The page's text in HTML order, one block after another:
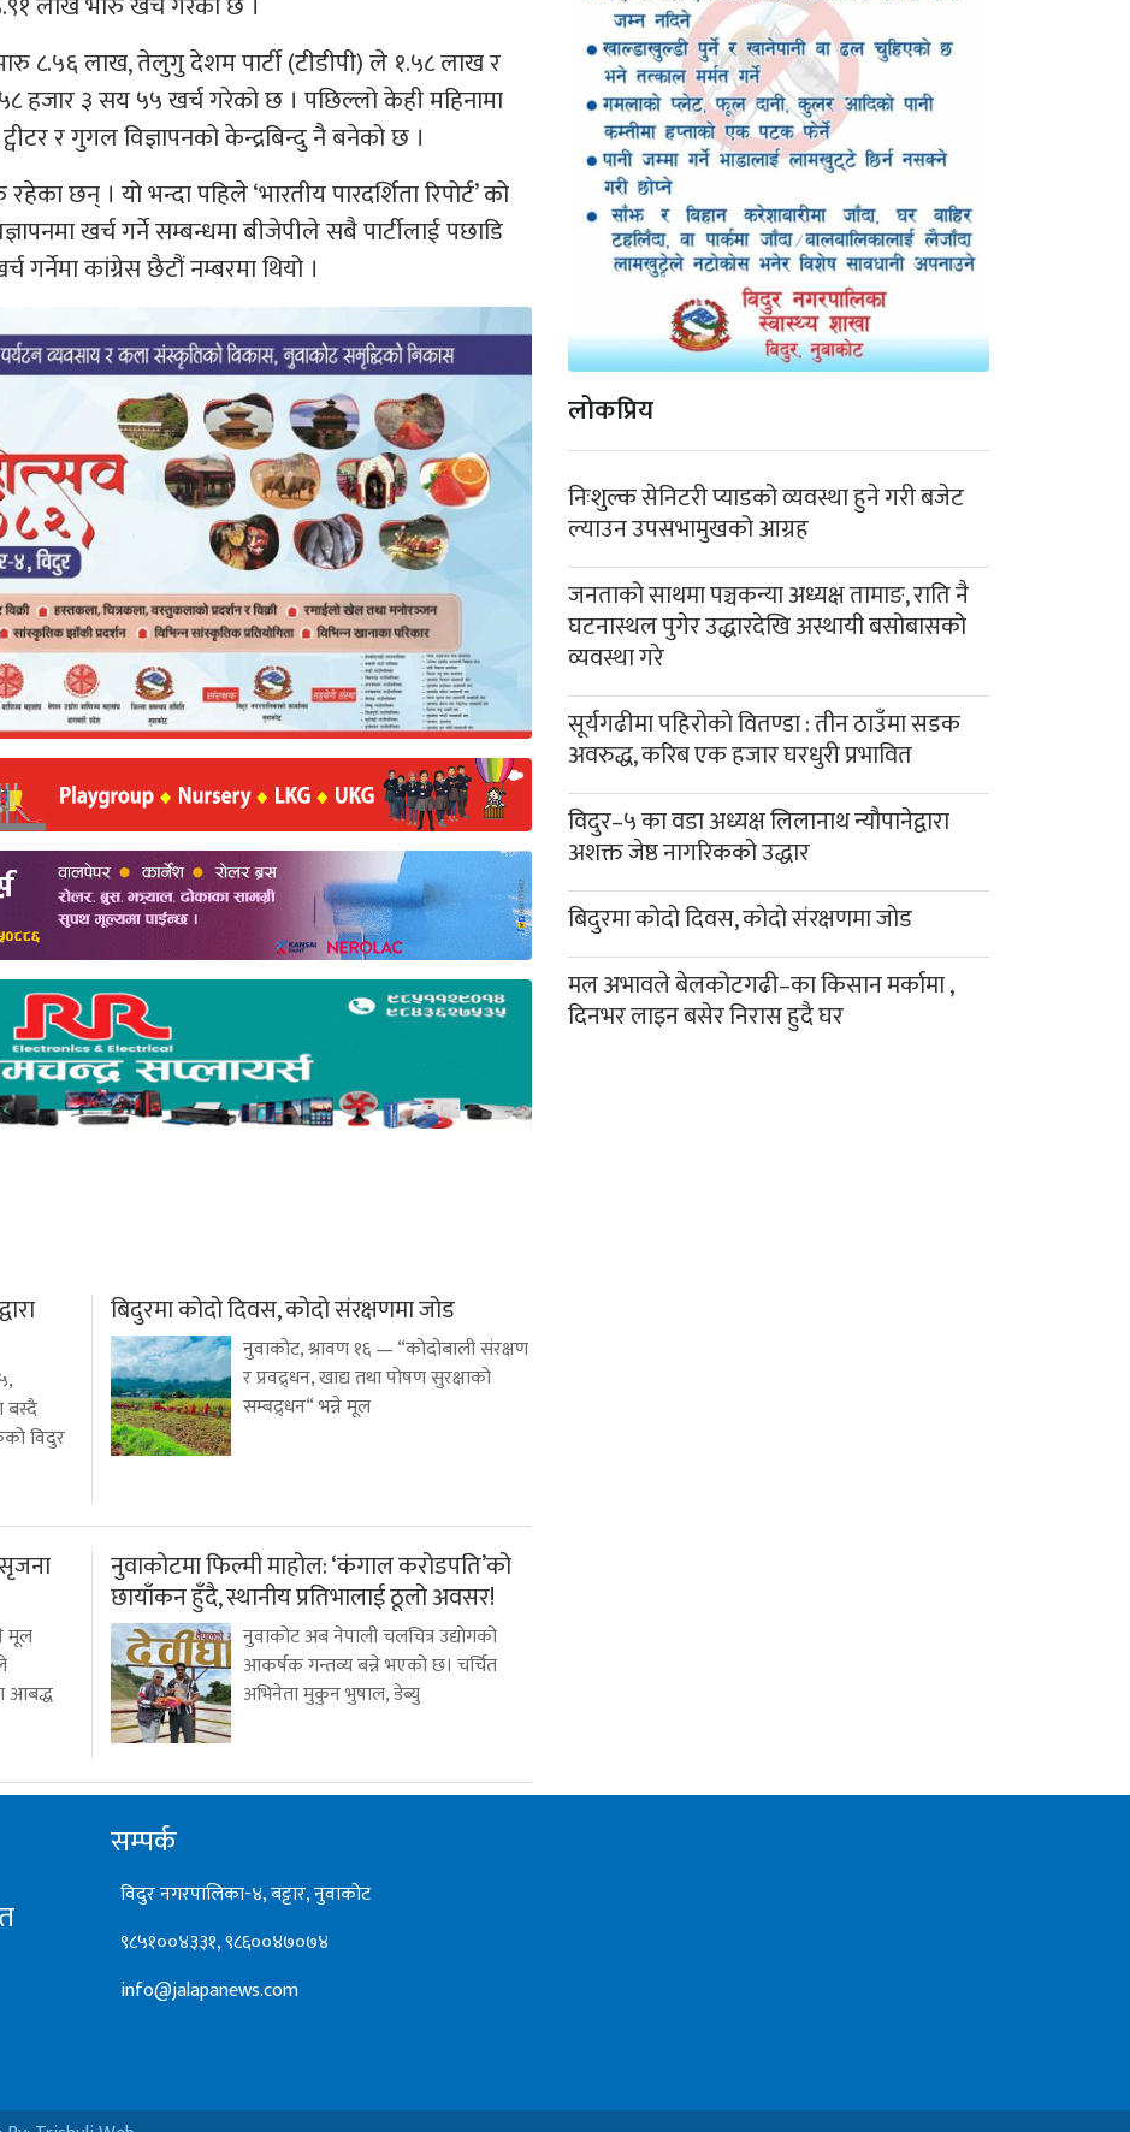
८.५६ लाख, तेलुगु देशम पार्टी (टीडीपी) ले १.५८ लाख र
५८ हजार ३ सय ५५ खर्च गरेको छ । पछिल्लो केही महिनामा
र गुगल विज्ञापनको केन्द्रबिन्दु नै बनेको छ ।
छन् । यो भन्दा पहिले ‘भारतीय पारदर्शिता रिपोर्ट’ को
खर्च गर्ने सम्बन्धमा बीजेपीले सबै पार्टीलाई पछाडि
गर्नेमा कांग्रेस छैटौं नम्बरमा थियो ।
बस्दै
विदुर
बिदुरमा कोदो दिवस, कोदो संरक्षणमा जोड
नुवाकोट, श्रावण १६ — “कोदोबाली संरक्षण
र प्रवद्र्धन, खाद्य तथा पोषण सुरक्षाको
सम्बद्र्धन“ भन्ने मूल
मूल
आबद्ध
नुवाकोटमा फिल्मी माहोल: ‘कंगाल करोडपति’को
छायाँकन हुँदै, स्थानीय प्रतिभालाई ठूलो अवसर!
नुवाकोट अब नेपाली चलचित्र उद्योगको
आकर्षक गन्तव्य बन्ने भएको छ। चर्चित
अभिनेता मुकुन भुषाल, डेब्यु
लोकप्रिय
निःशुल्क सेनिटरी प्याडको व्यवस्था हुने गरी बजेट
ल्याउन उपसभामुखको आग्रह
जनताको साथमा पञ्चकन्या अध्यक्ष तामाङ, राति नै
घटनास्थल पुगेर उद्धारदेखि अस्थायी बसोबासको
व्यवस्था गरे
सूर्यगढीमा पहिरोको वितण्डा : तीन ठाउँमा सडक
अवरुद्ध, करिब एक हजार घरधुरी प्रभावित
विदुर–५ का वडा अध्यक्ष लिलानाथ न्यौपानेद्वारा
अशक्त जेष्ठ नागरिकको उद्धार
बिदुरमा कोदो दिवस, कोदो संरक्षणमा जोड
मल अभावले बेलकोटगढी–का किसान मर्कामा ,
दिनभर लाइन बसेर निरास हुदै घर
सम्पर्क
विदुर नगरपालिका-४, बट्टार, नुवाकोट
९८५१००४३३१, ९८६००४७०७४
info@jalapanews.com